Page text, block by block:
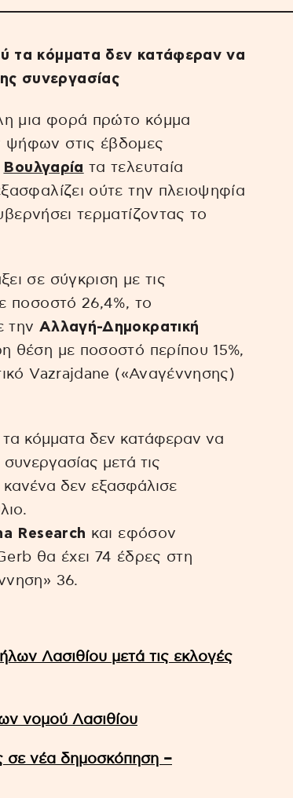
τα κόμματα δεν κατάφεραν να
συνεργασίας
μια φορά πρώτο κόμμα
στις έβδομες
Βουλγαρία τα τελευταία
ούτε την πλειοψηφία
τερματίζοντας το
σε σύγκριση με τις
ποσοστό 26,4%, το
την Αλλαγή-Δημοκρατική
θέση με ποσοστό περίπου 15%,
Vazrajdane («Αναγέννησης)
κόμματα δεν κατάφεραν να
μετά τις
κανένα δεν εξασφάλισε
Research και εφόσον
θα έχει 74 έδρες στη
36.
Λασιθίου μετά τις εκλογές
νομού Λασιθίου
σε νέα δημοσκόπηση –